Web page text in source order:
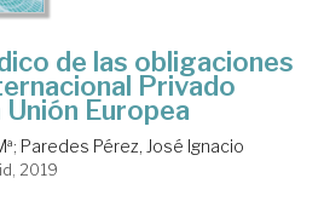
de las obligaciones
Privado
Europea
; Paredes Pérez, José Ignacio
2019